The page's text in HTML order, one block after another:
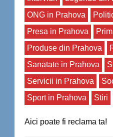
ONG in Prahova
Presa in Prahova
Produse din Prahova
Sanatate in Prahova
Servicii in Prahova
Sport in Prahova
Stiri
Aici poate fi reclama ta!